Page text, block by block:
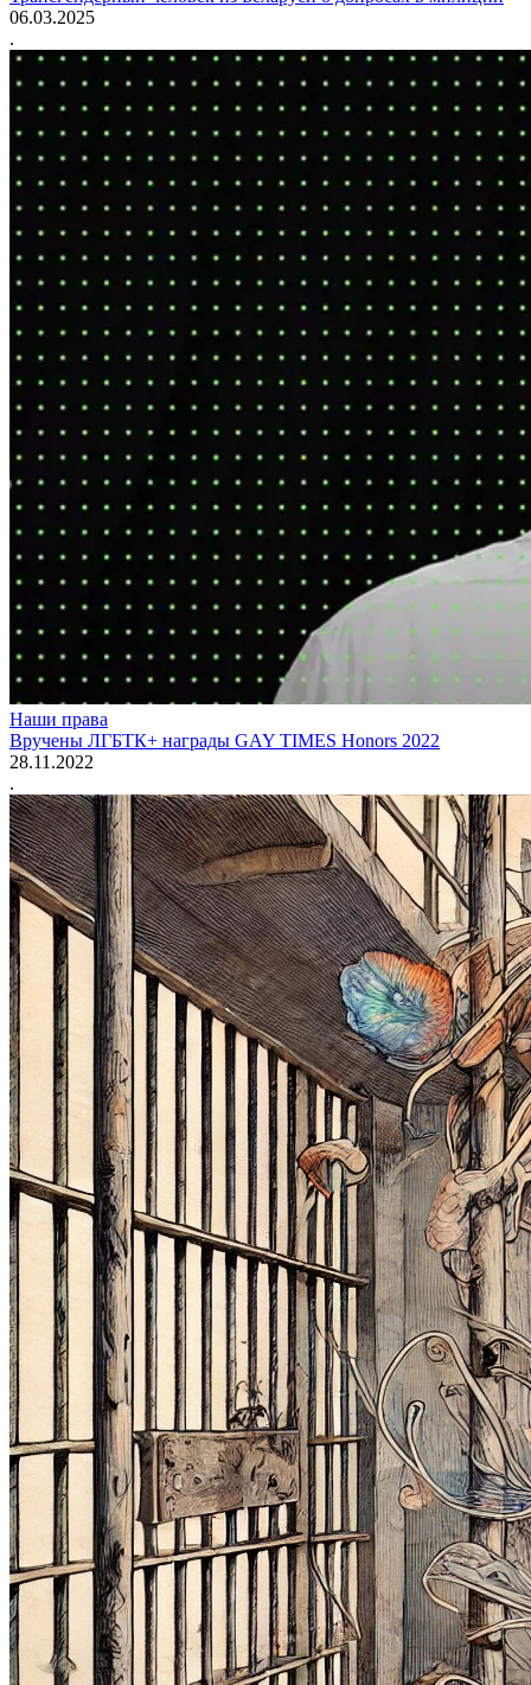
06.03.2025
.
Наши права
Вручены ЛГБТК+ награды GAY TIMES Honors 2022
28.11.2022
.